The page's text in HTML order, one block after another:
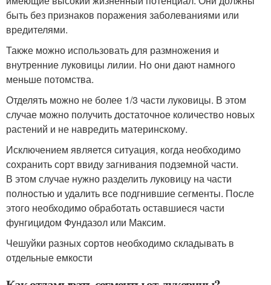
быть без признаков поражения заболеваниями или
вредителями.
Также можно использовать для размножения и
внутренние луковицы лилии. Но они дают намного
меньше потомства.
Отделять можно не более 1/3 части луковицы. В этом
случае можно получить достаточное количество новых
растений и не навредить материнскому.
Исключением является ситуация, когда необходимо
сохранить сорт ввиду загнивания подземной части.
В этом случае нужно разделить луковицу на части
полностью и удалить все подгнившие сегменты. После
этого необходимо обработать оставшиеся части
фунгицидом Фундазол или Максим.
Чешуйки разных сортов необходимо складывать в
отдельные емкости